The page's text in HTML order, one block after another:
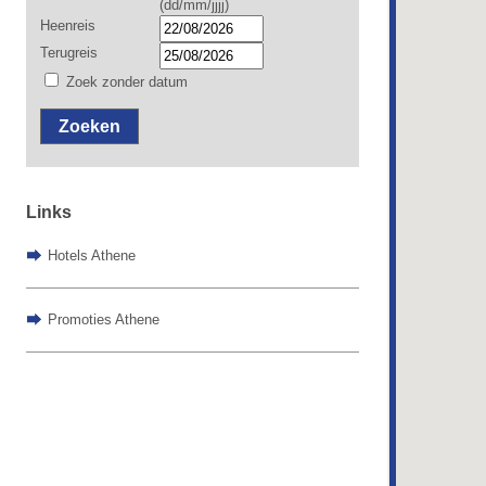
(dd/mm/jjjj)
Heenreis
Terugreis
Zoek zonder datum
Zoeken
Links
Hotels Athene
Promoties Athene